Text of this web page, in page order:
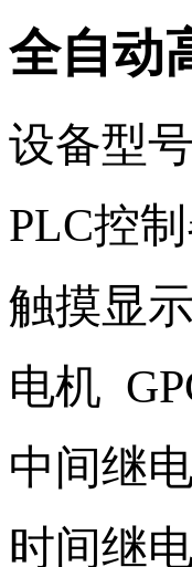
全自动
设备型
PLC控
触摸显
电机
中间继
时间继